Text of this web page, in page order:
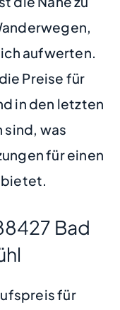
aufwerten.
Preise für
in den letzten
was
für einen
bietet.
Bad
für